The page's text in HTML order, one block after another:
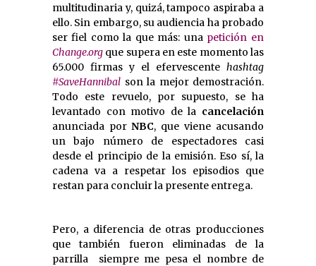
multitudinaria y, quizá, tampoco aspiraba a
ello. Sin embargo, su audiencia ha probado
ser fiel como la que más: una petición en
Change.org que supera en este momento las
65.000 firmas y el efervescente hashtag
#SaveHannibal son la mejor demostración.
Todo este revuelo, por supuesto, se ha
levantado con motivo de la cancelación
anunciada por NBC, que viene acusando
un bajo número de espectadores casi
desde el principio de la emisión. Eso sí, la
cadena va a respetar los episodios que
restan para concluir la presente entrega.
Pero, a diferencia de otras producciones
que también fueron eliminadas de la
parrilla  siempre me pesa el nombre de